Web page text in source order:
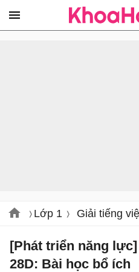
Lớp 1 Giải tiếng
[Phát triển năng
28D: Bài học bổ ích